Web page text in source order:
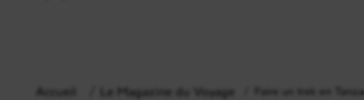
Accueil Le Magazine du Voyage Faire un trek en